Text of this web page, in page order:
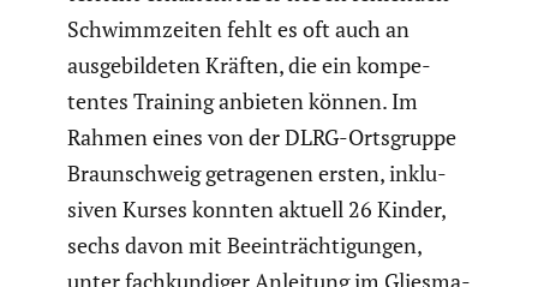
Schwimm­zeiten fehlt es oft auch an
ausge­bil­deten Kräften, die ein kompe­
tentes Training anbieten können. Im
Rahmen eines von der DLRG-Ortsgruppe
Braun­schweig getra­genen ersten, inklu­
siven Kurses konnten aktuell 26 Kinder,
sechs davon mit Beein­träch­ti­gungen,
unter fachkun­diger Anleitung im Glies­ma­